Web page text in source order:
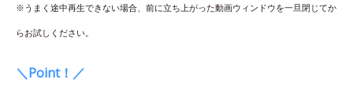
※うまく途中再生できない場合、前に立ち上がった動画ウィンドウを一旦閉じてか
らお試しください。
＼Point！／